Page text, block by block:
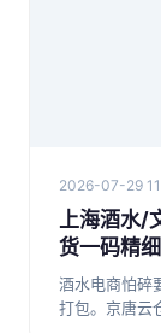
2026-07-29
上海酒水/
货一码精
酒水电商怕碎
打包。京唐云